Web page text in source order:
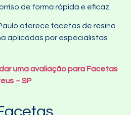
de forma rápida e eficaz.
oferece facetas de resina
aplicadas por especialistas
uma avaliação para Facetas
– SP